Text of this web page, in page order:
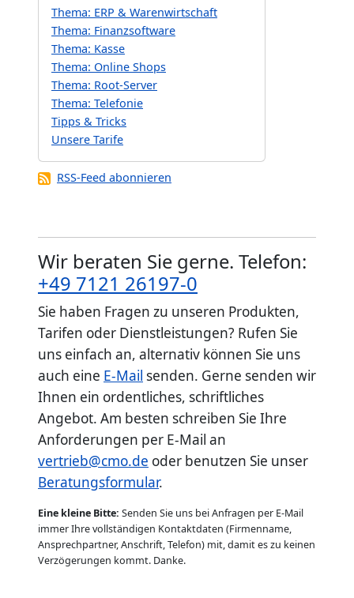
Thema: ERP & Warenwirtschaft
Thema: Finanzsoftware
Thema: Kasse
Thema: Online Shops
Thema: Root-Server
Thema: Telefonie
Tipps & Tricks
Unsere Tarife
RSS-Feed abonnieren
Wir beraten Sie gerne. Telefon:
+49 7121 26197-0
Sie haben Fragen zu unseren Produkten,
Tarifen oder Dienstleistungen? Rufen Sie
uns einfach an, alternativ können Sie uns
auch eine E-Mail senden. Gerne senden wir
Ihnen ein ordentliches, schriftliches
Angebot. Am besten schreiben Sie Ihre
Anforderungen per E-Mail an
vertrieb@cmo.de oder benutzen Sie unser
Beratungsformular.
Eine kleine Bitte: Senden Sie uns bei Anfragen per E-Mail
immer Ihre vollständigen Kontaktdaten (Firmenname,
Ansprechpartner, Anschrift, Telefon) mit, damit es zu keinen
Verzögerungen kommt. Danke.